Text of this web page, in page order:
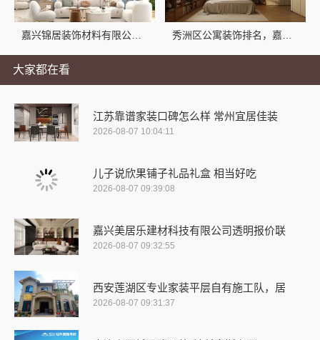
大家都在看
江苏靠谱家装口碑怎么样 常州宜居佳装
2026-08-07 10:04:11
儿子说欣果铺子礼品礼盒 相当好吃
2026-08-07 09:39:08
嘉兴美居乐建材科技有限公司透明报价联
2026-08-07 09:32:55
西安莲湖区专业家装平层自有施工队，居
2026-08-07 09:31:37